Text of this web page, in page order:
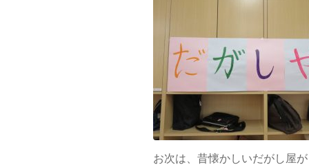
お次は、昔懐かしいだがし屋が